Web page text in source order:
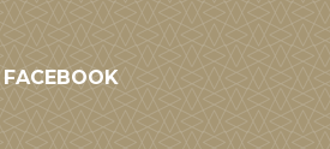
FACEBOOK